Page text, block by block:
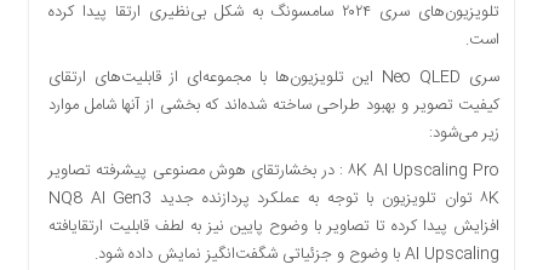
چند
رسانه
یادداشت
تلویزیون‌های سری ۲۰۲۴ سامسونگ به شکل بی‌نظیری ارتقا پیدا کرده
است.
سری Neo QLED این تلویزیون‌ها با مجموعه‌ای از قابلیت‌های ارتقای
کیفیت تصویر و بهبود طراحی ساخته شده‌اند که بخشی از آنها شامل موارد
زیر می‌شود:
۸K AI Upscaling Pro : در بخشارتقای هوش مصنوعی پیشرفته تصاویر
۸K توان تلویزیون با توجه به عملکرد پردازنده جدید NQ8 AI Gen3
افزایش پیدا کرده تا تصاویر با وضوح پایین نیز به لطف قابلیت ارتقایافته
AI Upscaling با وضوح و جزئیاتی شگفت‌انگیز نمایش داده شود.